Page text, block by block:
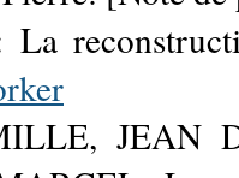
La
JEAN